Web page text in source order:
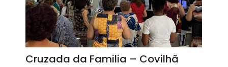
Cruzada da Familia – Covilhã